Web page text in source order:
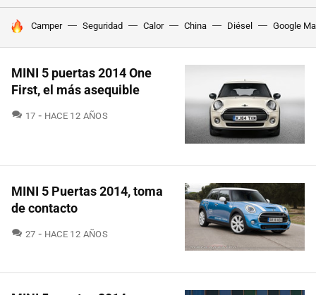
HOY SE HABLA DE
Camper Seguridad Calor China Diésel Google
MINI 5 puertas 2014 One
First, el más asequible
17 COMENTARIOS
HACE 12 AÑOS
MINI 5 Puertas 2014, toma
de contacto
27 COMENTARIOS
HACE 12 AÑOS